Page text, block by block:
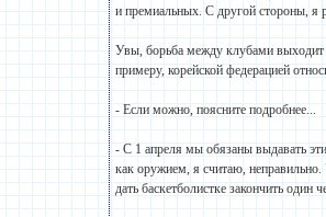
и премиальных. С другой стороны, я
Увы, борьба между клубами
примеру, корейской федерацией
- Если можно, поясните подробнее...
- С 1 апреля мы обязаны выдавать
как оружием, я считаю,
дать баскетболистке закончить один